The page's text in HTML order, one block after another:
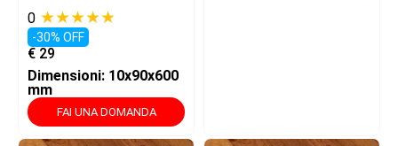
0 ★★★★★
-30% OFF
€ 29
Dimensioni: 10x90x600
mm
FAI UNA DOMANDA